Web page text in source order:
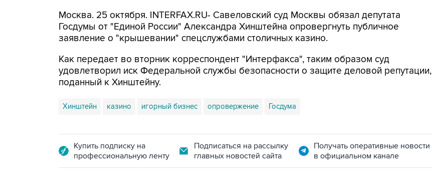
Москва. 25 октября. INTERFAX.RU- Савеловский суд Москвы обязал депутата
Госдумы от "Единой России" Александра Хинштейна опровергнуть публичное
заявление о "крышевании" спецслужбами столичных казино.
Как передает во вторник корреспондент "Интерфакса", таким образом суд
удовлетворил иск Федеральной службы безопасности о защите деловой репутации,
поданный к Хинштейну.
Хинштейн казино игорный бизнес опровержение Госдума
Купить подписку на
профессиональную ленту
Подписаться на рассылку
главных новостей сайта
Получать оперативные новости
в официальном канале